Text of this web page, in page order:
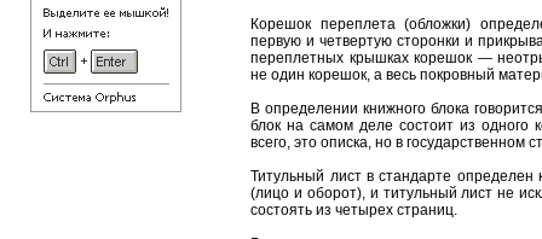
Корешок переплета (обложки)
первую и четвертую сторонки и
переплетных крышках корешок —
не один корешок, а весь покровный
В определении книжного блока
блок на самом деле состоит из одного
всего, это описка, но в государственном
Титульный лист в стандарте
(лицо и оборот), и титульный лист не
состоять из четырех страниц.